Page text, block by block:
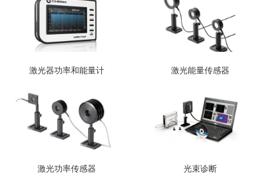
激光器功率和能量计 激光能量传感器
激光功率传感器 光束诊断